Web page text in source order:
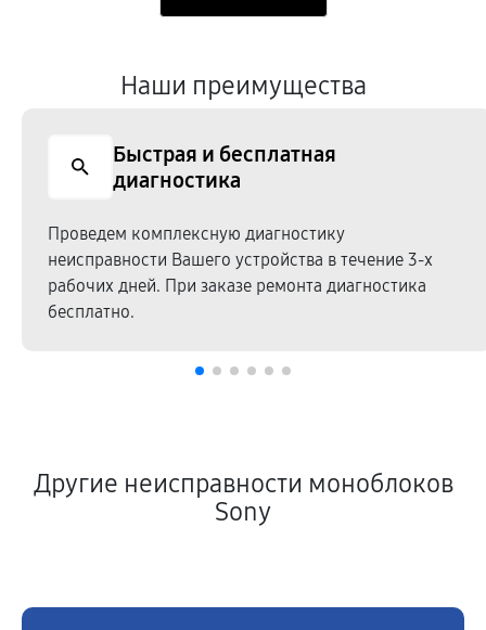
Наши преимущества
Быстрая и бесплатная
диагностика
Проведем комплексную диагностику
неисправности Вашего устройства в течение 3-х
рабочих дней. При заказе ремонта диагностика
бесплатно.
Другие неисправности моноблоков
Sony